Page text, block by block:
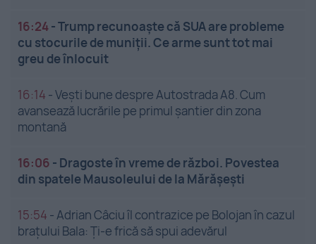
16:24-Trump recunoaște că SUA are probleme
cu stocurile de muniții. Ce arme sunt tot mai
greu de înlocuit
16:14 -Vești bune despre Autostrada A8. Cum
avansează lucrările pe primul șantier din zona
montană
16:06 - Dragoste în vreme de război. Povestea
din spatele Mausoleului de la Mărășești
15:54 -Adrian Câciu îl contrazice pe Bolojan în cazul
brațului Bala: Ți-e frică să spui adevărul